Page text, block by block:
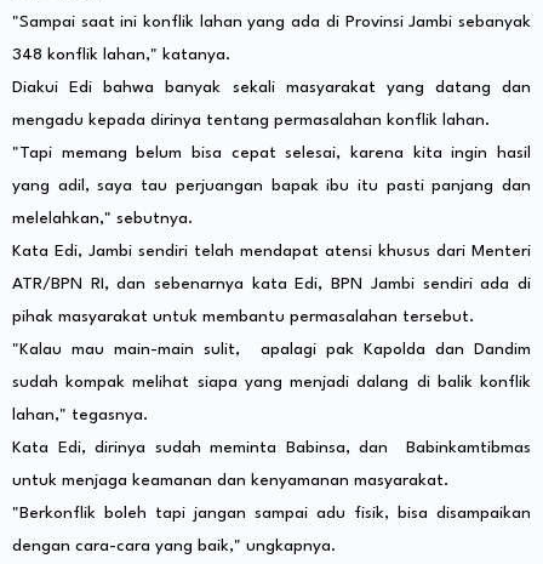
"Sampai saat ini konflik lahan yang ada di Provinsi Jambi sebanyak
348 konflik lahan," katanya.
Diakui Edi bahwa banyak sekali masyarakat yang datang dan
mengadu kepada dirinya tentang permasalahan konflik lahan.
"Tapi memang belum bisa cepat selesai, karena kita ingin hasil
yang adil, saya tau perjuangan bapak ibu itu pasti panjang dan
melelahkan," sebutnya.
Kata Edi, Jambi sendiri telah mendapat atensi khusus dari Menteri
ATR/BPN RI, dan sebenarnya kata Edi, BPN Jambi sendiri ada di
pihak masyarakat untuk membantu permasalahan tersebut.
"Kalau mau main-main sulit, apalagi pak Kapolda dan Dandim
sudah kompak melihat siapa yang menjadi dalang di balik konflik
lahan," tegasnya.
Kata Edi, dirinya sudah meminta Babinsa, dan Babinkamtibmas
untuk menjaga keamanan dan kenyamanan masyarakat.
"Berkonflik boleh tapi jangan sampai adu fisik, bisa disampaikan
dengan cara-cara yang baik," ungkapnya.